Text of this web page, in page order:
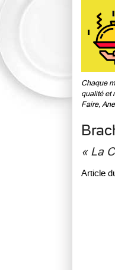
Chaque
qualité et
Faire,
« La
Article